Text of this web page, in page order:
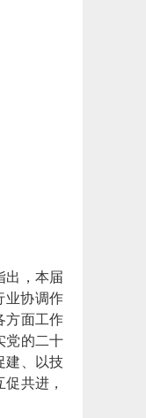
出，本届
业协调作
方面工作
党的二十
建、以技
共进，